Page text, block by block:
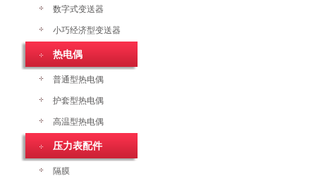
数字式变送器
小巧经济型变送器
热电偶
普通型热电偶
护套型热电偶
高温型热电偶
压力表配件
隔膜